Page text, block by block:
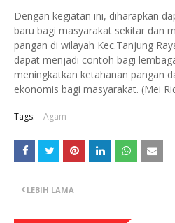
Dengan kegiatan ini, diharapkan
baru bagi masyarakat sekitar dan
pangan di wilayah Kec.Tanjung
dapat menjadi contoh bagi
meningkatkan ketahanan pangan
ekonomis bagi masyarakat. (Mei
Tags: Agam
LEBIH LAMA